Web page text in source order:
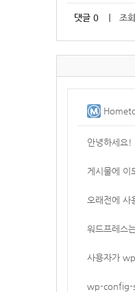
댓글 0 ｜ 조
안녕하세요!
게시물에
오래전에 사
워드프레스
사용자가
wp-config-